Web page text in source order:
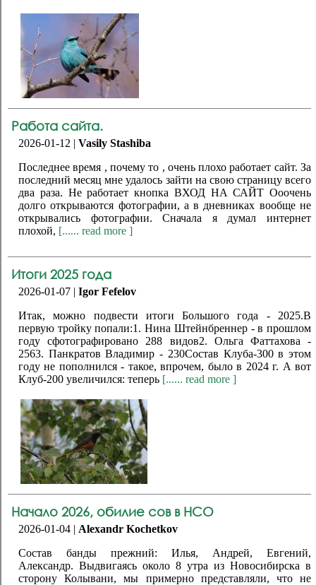
Работа сайта.
2026-01-12 | Vasily Stashiba
Последнее время , почему то , очень плохо работает сайт. За
последний месяц мне удалось зайти на свою страницу всего
два раза. Не работает кнопка ВХОД НА САЙТ Ооочень
долго открываются фотографии, а в дневниках вообще не
открывались фотографии. Сначала я думал интернет
плохой, [...... read more ]
Итоги 2025 года
2026-01-07 | Igor Fefelov
Итак, можно подвести итоги Большого года - 2025.В
первую тройку попали:1. Нина Штейнбреннер - в прошлом
году сфотографировано 288 видов2. Ольга Фаттахова -
2563. Панкратов Владимир - 230Состав Клуба-300 в этом
году не пополнился - такое, впрочем, было в 2024 г. А вот
Клуб-200 увеличился: теперь [...... read more ]
Начало 2026, обилие сов в НСО
2026-01-04 | Alexandr Kochetkov
Состав банды прежний: Илья, Андрей, Евгений,
Александр. Выдвигаясь около 8 утра из Новосибирска в
сторону Колывани, мы примерно представляли, что не